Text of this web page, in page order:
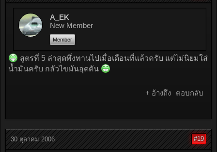
A_EK
New Member
Member
สูตรที่ 5 ล่าสุดพึ่งทานไปเมื่อเดือนที่แล้วครับ แต่ไม่นิยมใส่
น้ำมันครับ กลัวไขมันอุดตัน
+ อ้างถึง ตอบกลับ
30 ตุลาคม 2006 #19